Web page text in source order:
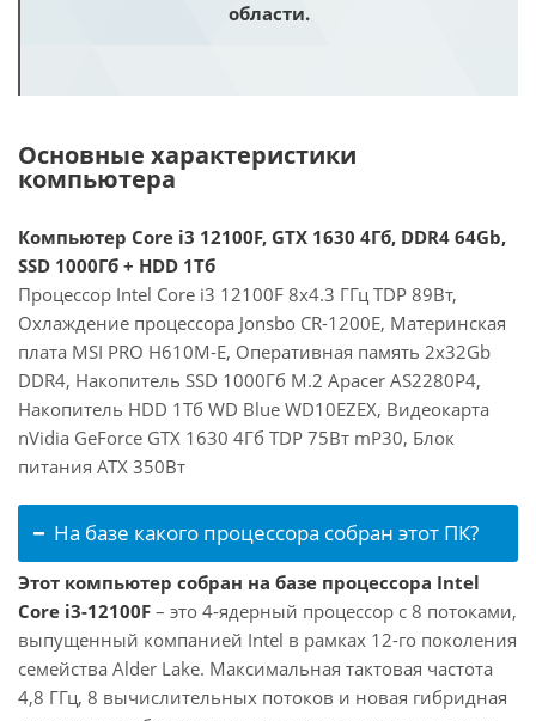
области.
Основные характеристики
компьютера
Компьютер Core i3 12100F, GTX 1630 4Гб, DDR4 64Gb,
SSD 1000Гб + HDD 1Тб
Процессор Intel Core i3 12100F 8x4.3 ГГц TDP 89Вт,
Охлаждение процессора Jonsbo CR-1200E, Материнская
плата MSI PRO H610M-E, Оперативная память 2x32Gb
DDR4, Накопитель SSD 1000Гб M.2 Apacer AS2280P4,
Накопитель HDD 1Тб WD Blue WD10EZEX, Видеокарта
nVidia GeForce GTX 1630 4Гб TDP 75Вт mP30, Блок
питания ATX 350Вт
На базе какого процессора собран этот ПК?
Этот компьютер собран на базе процессора Intel
Core i3-12100F – это 4-ядерный процессор с 8 потоками,
выпущенный компанией Intel в рамках 12-го поколения
семейства Alder Lake. Максимальная тактовая частота
4,8 ГГц, 8 вычислительных потоков и новая гибридная